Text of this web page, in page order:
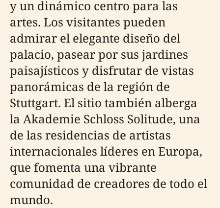
y un dinámico centro para las
artes. Los visitantes pueden
admirar el elegante diseño del
palacio, pasear por sus jardines
paisajísticos y disfrutar de vistas
panorámicas de la región de
Stuttgart. El sitio también alberga
la Akademie Schloss Solitude, una
de las residencias de artistas
internacionales líderes en Europa,
que fomenta una vibrante
comunidad de creadores de todo el
mundo.